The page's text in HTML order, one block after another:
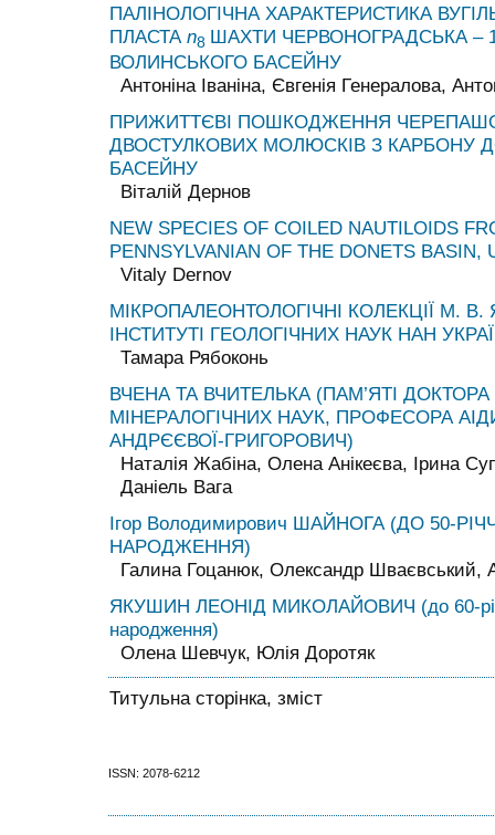
ПАЛІНОЛОГІЧНА ХАРАКТЕРИСТИКА
ПЛАСТА n8 ШАХТИ ЧЕРВОНОГРАДСЬКА –
ВОЛИНСЬКОГО БАСЕЙНУ
Антоніна Іваніна, Євгенія Генералова,
ПРИЖИТТЄВІ ПОШКОДЖЕННЯ
ДВОСТУЛКОВИХ МОЛЮСКІВ З КАРБОНУ
БАСЕЙНУ
Віталій Дернов
NEW SPECIES OF COILED NAUTILOIDS
PENNSYLVANIAN OF THE DONETS BASIN,
Vitaly Dernov
МІКРОПАЛЕОНТОЛОГІЧНІ КОЛЕКЦІЇ М. В.
ІНСТИТУТІ ГЕОЛОГІЧНИХ НАУК НАН
Тамара Рябоконь
ВЧЕНА ТА ВЧИТЕЛЬКА (ПАМ’ЯТІ
МІНЕРАЛОГІЧНИХ НАУК, ПРОФЕСОРА
АНДРЄЄВОЇ-ГРИГОРОВИЧ)
Наталія Жабіна, Олена Анікеєва, Ірина
Даніель Вага
Ігор Володимирович ШАЙНОГА (ДО 50-
НАРОДЖЕННЯ)
Галина Гоцанюк, Олександр Шваєвський,
ЯКУШИН ЛЕОНІД МИКОЛАЙОВИЧ (до 60-
народження)
Олена Шевчук, Юлія Доротяк
Титульна сторінка, зміст
ISSN: 2078-6212